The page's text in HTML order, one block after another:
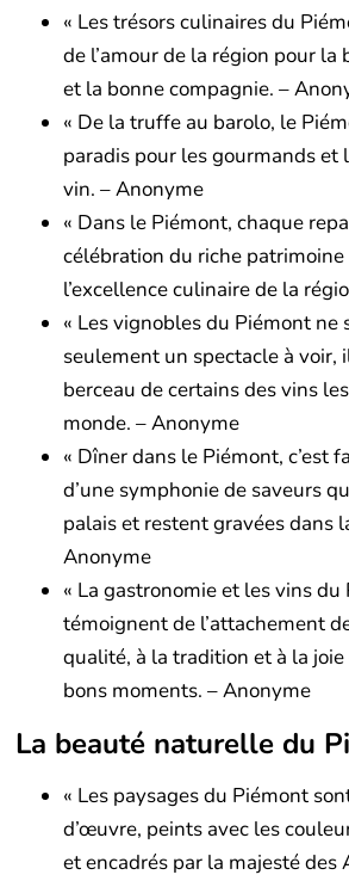
« Les trésors culinaires du
de l’amour de la région pour la
et la bonne compagnie. –
« De la truffe au barolo, le
paradis pour les gourmands et
vin. – Anonyme
« Dans le Piémont, chaque
célébration du riche
l’excellence culinaire de la
« Les vignobles du Piémont ne
seulement un spectacle à voir,
berceau de certains des vins
monde. – Anonyme
« Dîner dans le Piémont, c’est
d’une symphonie de saveurs
palais et restent gravées dans
Anonyme
« La gastronomie et les vins du
témoignent de l’attachement
qualité, à la tradition et à la
bons moments. – Anonyme
La beauté naturelle du
« Les paysages du Piémont
d’œuvre, peints avec les
et encadrés par la majesté des